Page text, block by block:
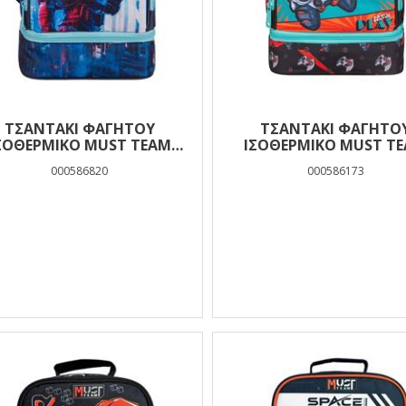
ΤΣΑΝΤΆΚΙ ΦΑΓΗΤΟΎ
MUST TEAM
000586820
ΤΣΑΝΤΆΚΙ
ΙΣΟΘΕΡΜΙΚΌ MUST
000586173